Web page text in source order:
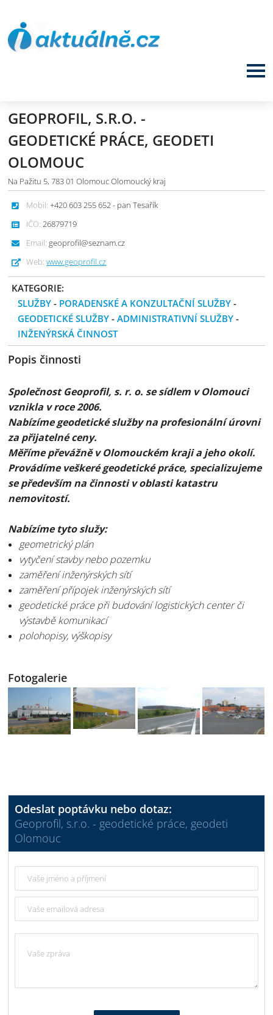
GEOPROFIL, S.R.O. -
GEODETICKÉ PRÁCE, GEODETI
OLOMOUC
Na Pažitu 5, 783 01 Olomouc Olomoucký kraj
Mobil: +420 603 255 652 - pan Tesařík
IČO: 26879719
Email: geoprofil@seznam.cz
Web: www.geoprofil.cz
KATEGORIE:
SLUŽBY - PORADENSKÉ A KONZULTAČNÍ SLUŽBY -
GEODETICKÉ SLUŽBY -ADMINISTRATIVNÍ SLUŽBY -
INŽENÝRSKÁ ČINNOST
Popis činnosti
Společnost Geoprofil, s. r. o. se sídlem v Olomouci
vznikla v roce 2006.
Nabízíme geodetické služby na profesionální úrovni
za přijatelné ceny.
Měříme převážně v Olomouckém kraji a jeho okolí.
Provádíme veškeré geodetické práce, specializujeme
se především na činnosti v oblasti katastru
nemovitostí.
Nabízíme tyto služy:
geometrický plán
vytyčení stavby nebo pozemku
zaměření inženýrských sítí
zaměření přípojek inženýrských sítí
geodetické práce při budování logistických center či
výstavbě komunikací
polohopisy, výškopisy
Fotogalerie
Odeslat poptávku nebo dotaz:
Geoprofil, s.r.o. - geodetické práce, geodeti
Olomouc